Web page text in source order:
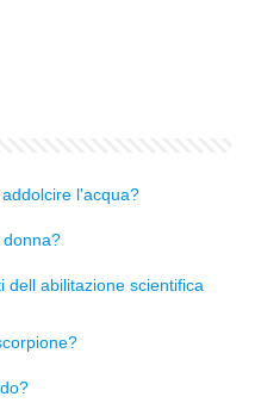
l'acqua?
dell abilitazione scientifica